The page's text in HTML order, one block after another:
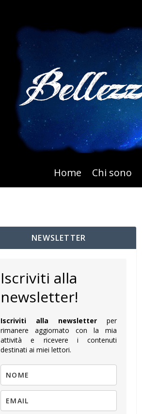
Home Chi sono
NEWSLETTER
Iscriviti alla
newsletter!
Iscriviti alla newsletter per
rimanere aggiornato con la mia
attività e ricevere i contenuti
destinati ai miei lettori.